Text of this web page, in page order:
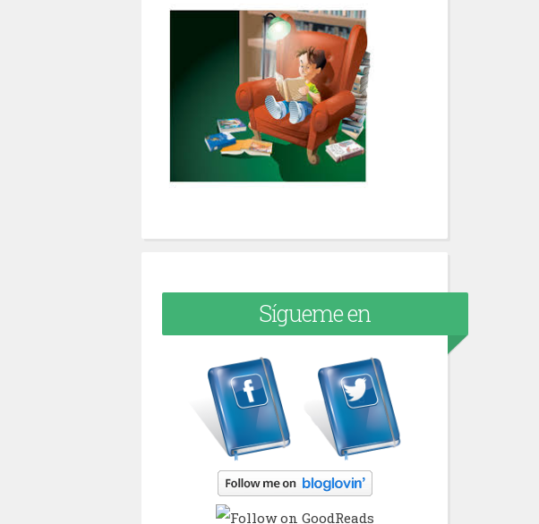
Sígueme en